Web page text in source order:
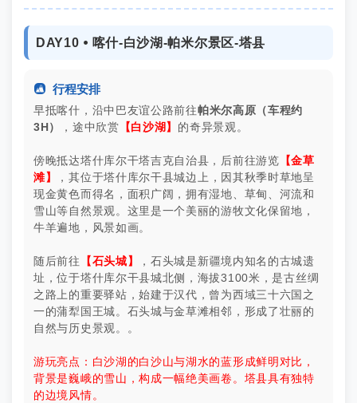
DAY10 ⦁ 喀什-白沙湖-帕米尔景区-塔县
 行程安排
早抵喀什，沿中巴友谊公路前往帕米尔高原（车程约
3H）
，途中欣赏 【白沙湖】 的奇异景观。
傍晚抵达塔什库尔干塔吉克自治县，后前往游览 【金草
滩】
，其位于塔什库尔干县城边上，因其秋季时草地呈
现金黄色而得名，面积广阔，拥有湿地、草甸、河流和
雪山等自然景观。这里是一个美丽的游牧文化保留地，
牛羊遍地，风景如画。
随后前往 【石头城】
，石头城是新疆境内知名的古城遗
址，位于塔什库尔干县城北侧，海拔3100米，是古丝绸
之路上的重要驿站，始建于汉代，曾为西域三十六国之
一的蒲犁国王城。石头城与金草滩相邻，形成了壮丽的
自然与历史景观。。
游玩亮点：白沙湖的白沙山与湖水的蓝形成鲜明对比，
背景是巍峨的雪山，构成一幅绝美画卷。塔县具有独特
的边境风情。